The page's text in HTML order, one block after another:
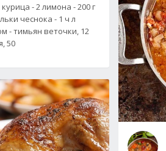
- 2 лимона - 200 г
чеснока - 1 ч л
- тимьян веточки, 12
50